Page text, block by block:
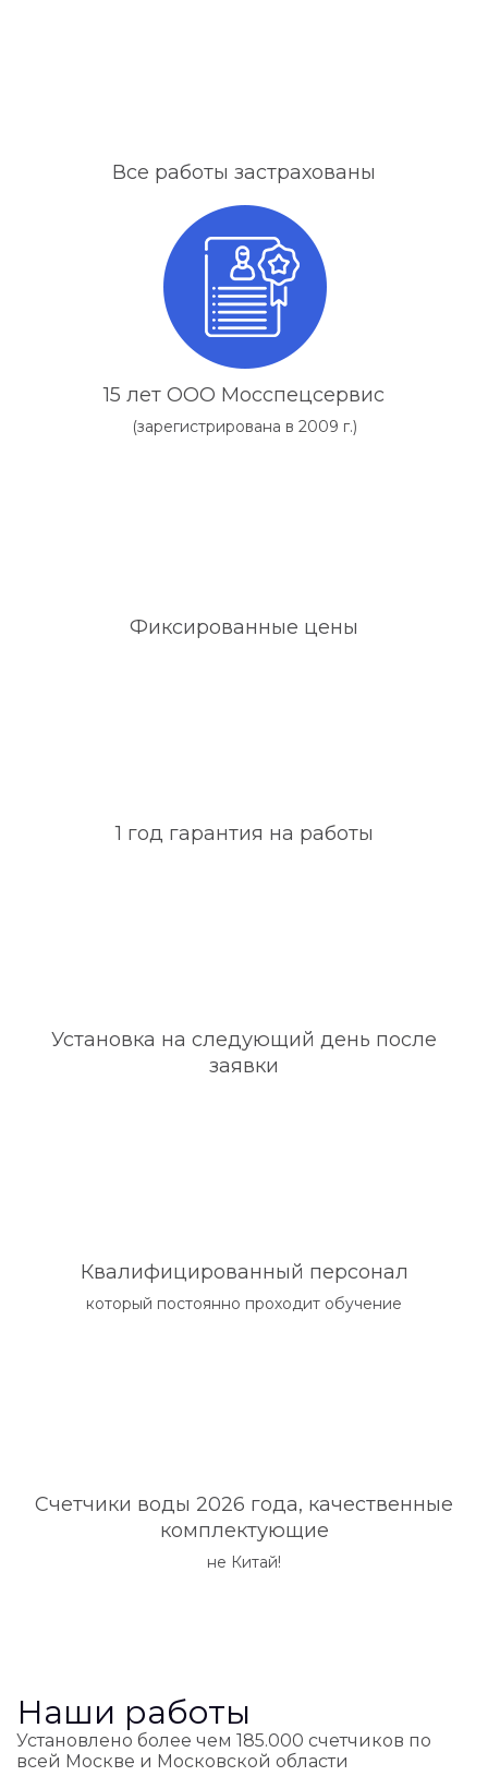
Все работы застрахованы
15 лет ООО Мосспецсервис
(зарегистрирована в 2009 г.)
Фиксированные цены
1 год гарантия на работы
Установка на следующий день после
заявки
Квалифицированный персонал
который постоянно проходит обучение
Счетчики воды 2026 года, качественные
комплектующие
не Китай!
Наши работы
Установлено более чем 185.000 счетчиков по
всей Москве и Московской области